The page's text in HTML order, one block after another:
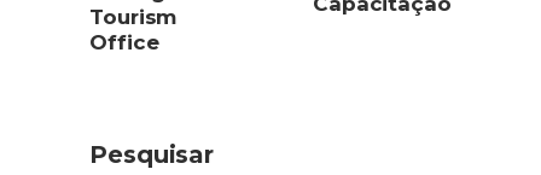
Tourism
Office
Pesquisar